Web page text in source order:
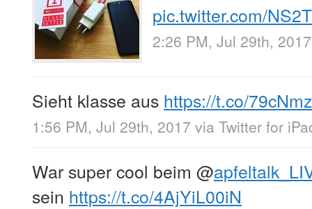
pic.twitter.com/
2:26 PM, Jul 29th, 2017
Sieht klasse aus https://t.co/
1:56 PM, Jul 29th, 2017 via Twitter for
War super cool beim @
sein https://t.co/4AjYiL00iN